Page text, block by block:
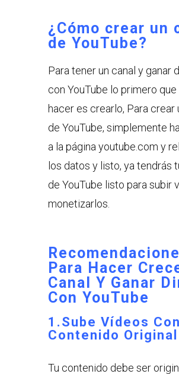
¿Cómo crear un
de YouTube?
Para tener un canal y ganar
con YouTube lo primero que
hacer es crearlo, Para crear
de YouTube, simplemente
a la página youtube.com y
los datos y listo, ya tendrás
de YouTube listo para subir
monetizarlos.
Para Hacer
Canal Y Ganar
Con YouTube
1.Sube Vídeos Con
Contenido Original
Tu contenido debe ser